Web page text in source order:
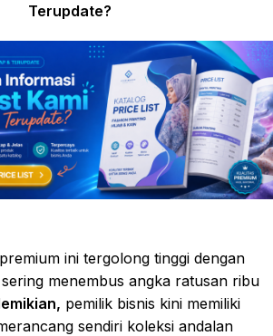
Terupdate?
ini tergolong tinggi dengan
menembus angka ratusan ribu
pemilik bisnis kini memiliki
sendiri koleksi andalan